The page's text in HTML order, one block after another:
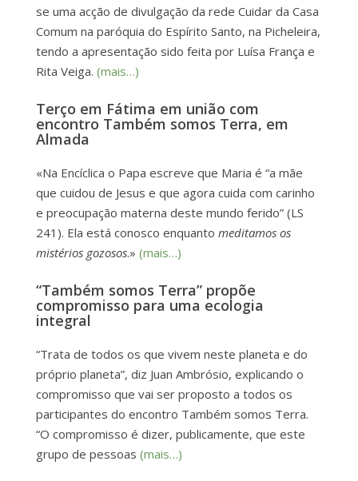
se uma acção de divulgação da rede Cuidar da Casa
Comum na paróquia do Espírito Santo, na Picheleira,
tendo a apresentação sido feita por Luísa França e
Rita Veiga. (mais…)
Terço em Fátima em união com
encontro Também somos Terra, em
Almada
«Na Encíclica o Papa escreve que Maria é “a mãe
que cuidou de Jesus e que agora cuida com carinho
e preocupação materna deste mundo ferido” (LS
241). Ela está conosco enquanto meditamos os
mistérios gozosos.» (mais…)
“Também somos Terra” propõe
compromisso para uma ecologia
integral
“Trata de todos os que vivem neste planeta e do
próprio planeta”, diz Juan Ambrósio, explicando o
compromisso que vai ser proposto a todos os
participantes do encontro Também somos Terra.
“O compromisso é dizer, publicamente, que este
grupo de pessoas (mais…)